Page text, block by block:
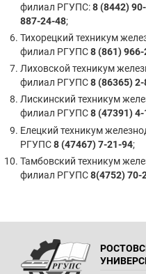
филиал РГУПС:8 (8442)
887-24-48;
Тихорецкий техникум
филиал РГУПС8 (861)
Лиховской техникум
филиал РГУПС8 (86365)
Лискинский техникум
филиал РГУПС8 (47391)
Елецкий техникум
РГУПС8 (47467) 7-21-94;
Тамбовский техникум
филиал РГУПС8(4752) 70-